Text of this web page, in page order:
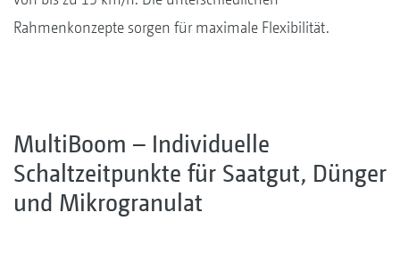
Rahmenkonzepte sorgen für maximale Flexibilität.
MultiBoom – Individuelle
Schaltzeitpunkte für Saatgut, Dünger
und Mikrogranulat